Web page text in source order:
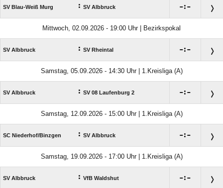
SV Blau-Weiß Murg : SV Albbruck :
Mittwoch, 02.09.2026 - 19:00 Uhr | Bezirkspokal
SV Albbruck : SV Rheintal :
Samstag, 05.09.2026 - 14:30 Uhr | 1.Kreisliga (A)
SV Albbruck : SV 08 Laufenburg 2 :
Samstag, 12.09.2026 - 15:00 Uhr | 1.Kreisliga (A)
SC Niederhof/​Binzgen : SV Albbruck :
Samstag, 19.09.2026 - 17:00 Uhr | 1.Kreisliga (A)
SV Albbruck : VfB Waldshut :